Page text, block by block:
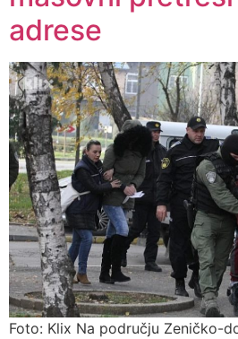
adrese
Foto: Klix Na području Zeničko-